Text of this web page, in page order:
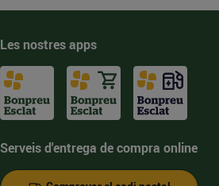
Les nostres apps
Serveis d'entrega de compra online